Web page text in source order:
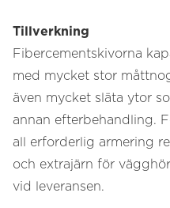
Tillverkning
Fibercementskivorna
med mycket stor
även mycket släta ytor
annan efterbehandling.
all erforderlig armering
och extrajärn för
vid leveransen.